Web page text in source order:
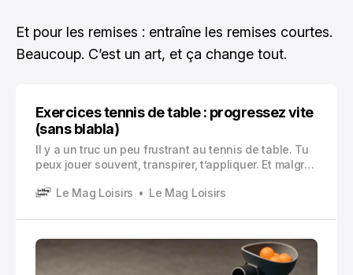
Et pour les remises : entraîne les remises courtes.
Beaucoup. C’est un art, et ça change tout.
Exercices tennis de table : progressez vite
(sans blabla)
Il y a un truc un peu frustrant au tennis de table. Tu
peux jouer souvent, transpirer, t’appliquer. Et malgré
Même erreurs. Les mêmes balles qui te reviennent
remise pourtant « facile ».
Le Mag Loisirs Le Mag Loisirs